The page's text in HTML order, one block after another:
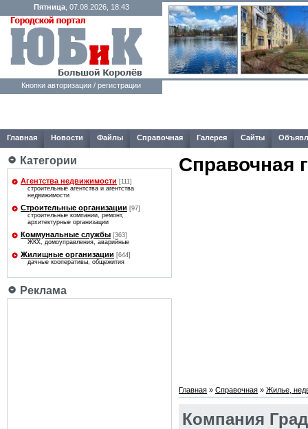
Пятница, 07.08.2026, 18:43
Кнопки авторизации / регистрации
Главная Новости Файлы Справочная Галерея Сайты
Категории
Агентства недвижимости [111]
строительные агентства и агентства
недвижимости
Строительные организации [97]
строительные компании, ремонт,
архитектурные организации
Коммунальные службы [363]
ЖКХ, домоуправления, аварийные
Жилищные организации [644]
дачные кооперативы, общежития
Реклама
Справочная
Главная » Справочная » Жилье,
Компания